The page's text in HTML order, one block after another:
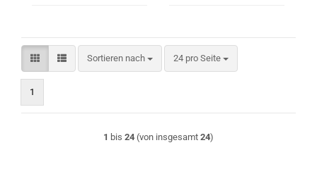
Sortieren nach
Sortieren nach 24 pro Seite
pro Seite
1
1 bis 24 (von insgesamt 24)